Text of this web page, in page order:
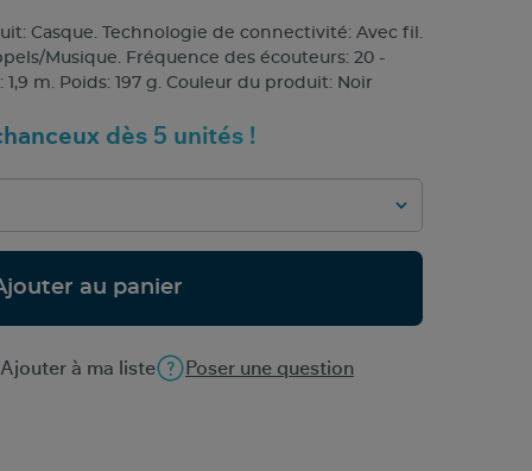
Casque. Technologie de connectivité: Avec fil.
Musique. Fréquence des écouteurs: 20 -
m. Poids: 197 g. Couleur du produit: Noir
dès 5 unités !
au panier
Ajouter à ma liste Poser une question